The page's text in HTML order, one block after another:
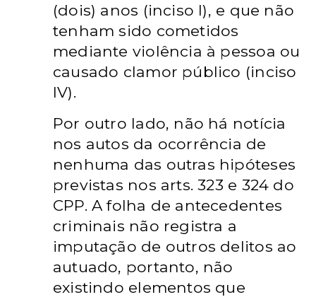
(dois) anos (inciso I), e que não
tenham sido cometidos
mediante violência à pessoa ou
causado clamor público (inciso
IV).
Por outro lado, não há notícia
nos autos da ocorrência de
nenhuma das outras hipóteses
previstas nos arts. 323 e 324 do
CPP. A folha de antecedentes
criminais não registra a
imputação de outros delitos ao
autuado, portanto, não
existindo elementos que